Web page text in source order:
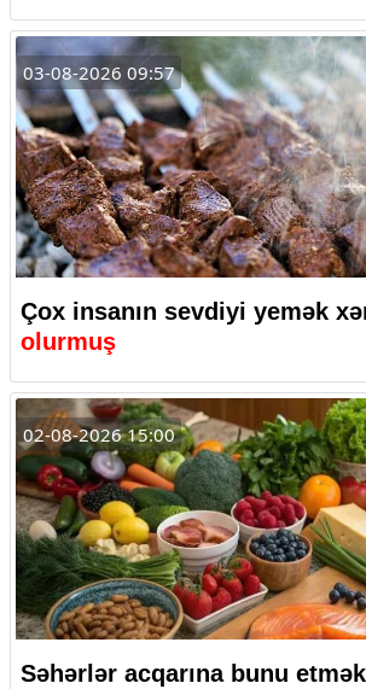
03-08-2026 09:57
Çox insanın sevdiyi yemək
olurmuş
02-08-2026 15:00
Səhərlər acqarına bunu etmək